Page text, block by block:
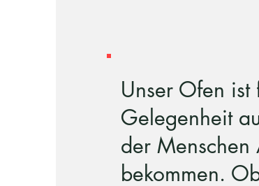
Unser Ofen ist
Gelegenheit
der Menschen
bekommen.